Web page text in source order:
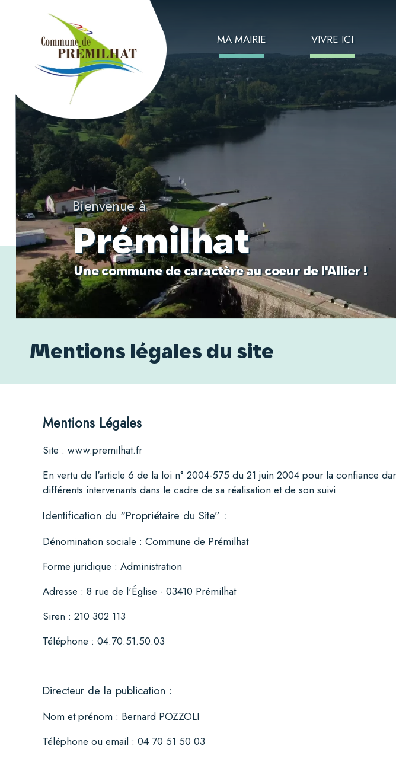
MA MAIRIE VIVRE ICI
Bienvenue à
Prémilhat
Une commune de caractère au coeur de l'Allier !
Mentions légales du site
Mentions Légales
Site : www.premilhat.fr
En vertu de l'article 6 de la loi n° 2004-575 du 21 juin 2004 pour la confiance
différents intervenants dans le cadre de sa réalisation et de son suivi :
Identification du “Propriétaire du Site” :
Dénomination sociale : Commune de Prémilhat
Forme juridique : Administration
Adresse : 8 rue de l'Église - 03410 Prémilhat
Siren : 210 302 113
Téléphone : 04.70.51.50.03
Directeur de la publication :
Nom et prénom : Bernard POZZOLI
Téléphone ou email : 04 70 51 50 03